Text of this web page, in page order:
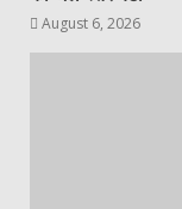
August 6, 2026